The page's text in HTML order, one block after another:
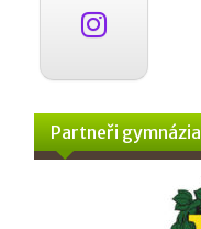
Partneři gymnázia